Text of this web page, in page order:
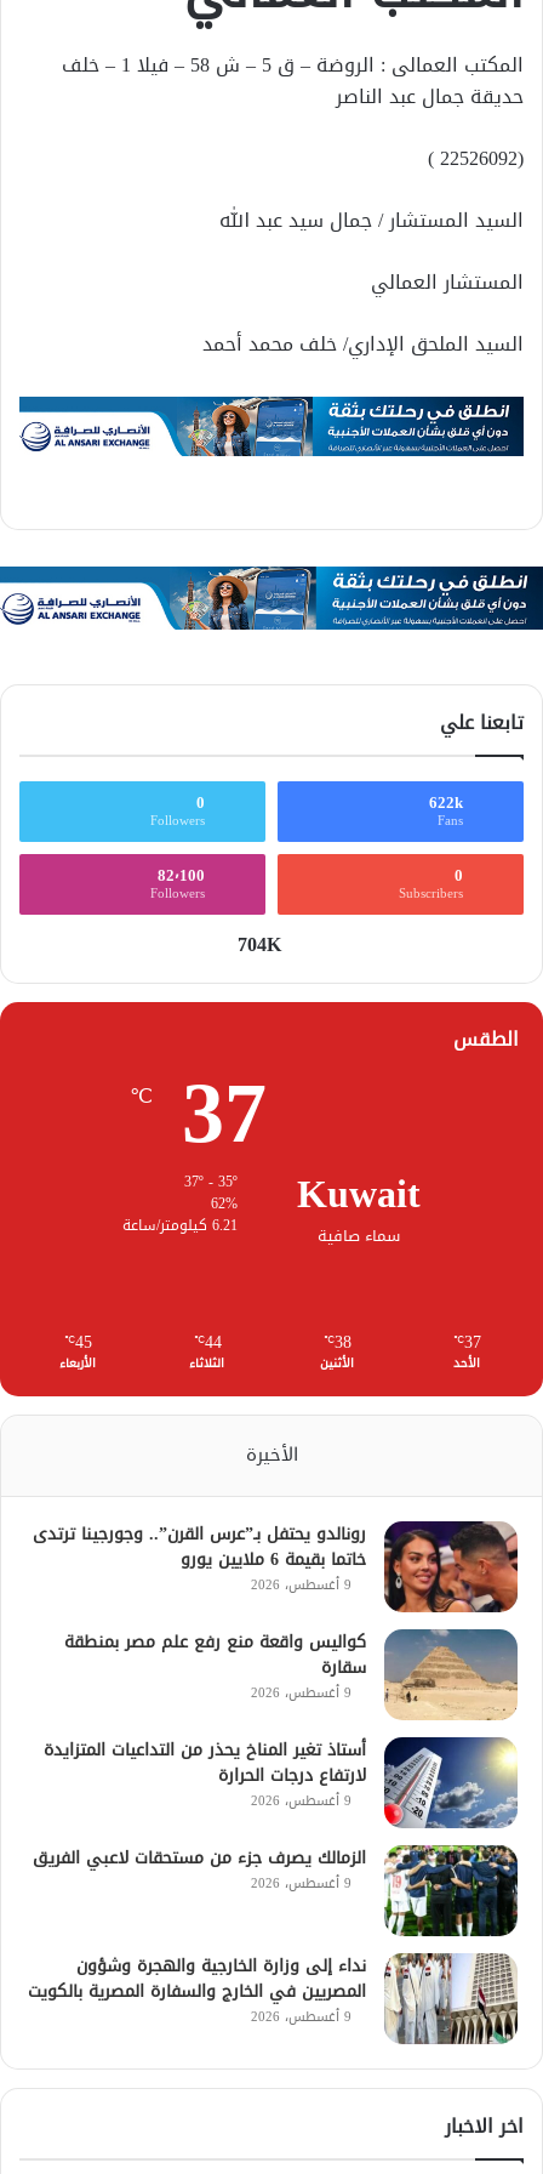
المكتب العمالى : الروضة – ق 5 – ش 58 – فيلا 1 – خلف
حديقة جمال عبد الناصر
(22526092 )
السيد المستشار / جمال سيد عبد الله
المستشار العمالي
السيد الملحق الإداري/ خلف محمد أحمد
تابعنا علي
622k
Fans
0
Followers
0
Subscribers
82٬100
Followers
704K
الطقس
Kuwait
سماء صافية
37
℃
62%
6.21 كيلومتر/ساعة
37
℃
الأحد
38
℃
الأثنين
44
℃
الثلاثاء
45
℃
الأربعاء
الأخيرة
رونالدو يحتفل بـ”عرس القرن”.. وجورجينا ترتدى
خاتما بقيمة 6 ملايين يورو
9 أغسطس، 2026
كواليس واقعة منع رفع علم مصر بمنطقة
سقارة
9 أغسطس، 2026
أستاذ تغير المناخ يحذر من التداعيات المتزايدة
لارتفاع درجات الحرارة
9 أغسطس، 2026
الزمالك يصرف جزء من مستحقات لاعبي الفريق
9 أغسطس، 2026
نداء إلى وزارة الخارجية والهجرة وشؤون
المصريين في الخارج والسفارة المصرية بالكويت
9 أغسطس، 2026
اخر الاخبار